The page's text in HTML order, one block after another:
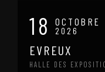
18 OCTOBRE
2026
EVREUX
HALLE DES